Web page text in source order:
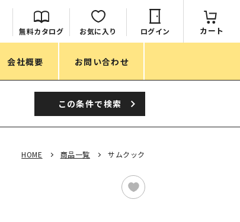
無料カタログ お気に入り ログイン カート
会社概要 お問い合わせ
この条件で検索
HOME 商品一覧 サムクック